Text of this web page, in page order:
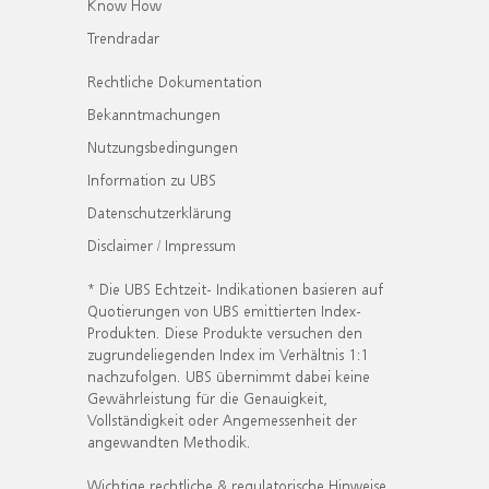
Know How
Trendradar
Rechtliche Dokumentation
Bekanntmachungen
Nutzungsbedingungen
Information zu UBS
Datenschutzerklärung
Disclaimer / Impressum
* Die UBS Echtzeit- Indikationen basieren auf
Quotierungen von UBS emittierten Index-
Produkten. Diese Produkte versuchen den
zugrundeliegenden Index im Verhältnis 1:1
nachzufolgen. UBS übernimmt dabei keine
Gewährleistung für die Genauigkeit,
Vollständigkeit oder Angemessenheit der
angewandten Methodik.